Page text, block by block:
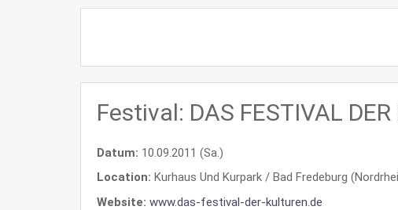
Festival: DAS FESTIVAL DER
Datum: 10.09.2011 (Sa.)
Location: Kurhaus Und Kurpark / Bad Fredeburg
Website: www.das-festival-der-kulturen.de